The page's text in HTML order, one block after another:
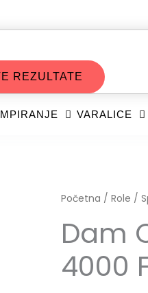
REZULTATE
VARALICE
Početna / Role /
Dam
4000
Dam
Impressa
4000